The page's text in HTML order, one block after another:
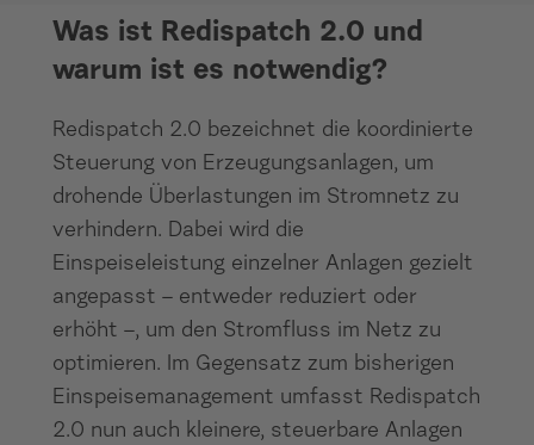
Was ist Redispatch 2.0 und
warum ist es notwendig?
Redispatch 2.0 bezeichnet die koordinierte
Steuerung von Erzeugungsanlagen, um
drohende Überlastungen im Stromnetz zu
verhindern. Dabei wird die
Einspeiseleistung einzelner Anlagen gezielt
angepasst – entweder reduziert oder
erhöht –, um den Stromfluss im Netz zu
optimieren. Im Gegensatz zum bisherigen
Einspeisemanagement umfasst Redispatch
2.0 nun auch kleinere, steuerbare Anlagen